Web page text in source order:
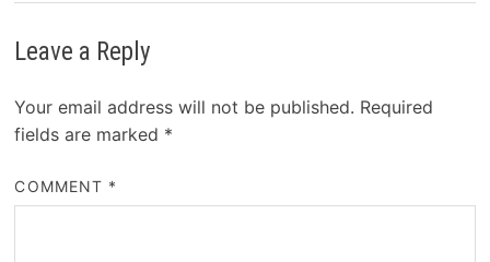
Leave a Reply
Your email address will not be published. Required
fields are marked *
COMMENT *